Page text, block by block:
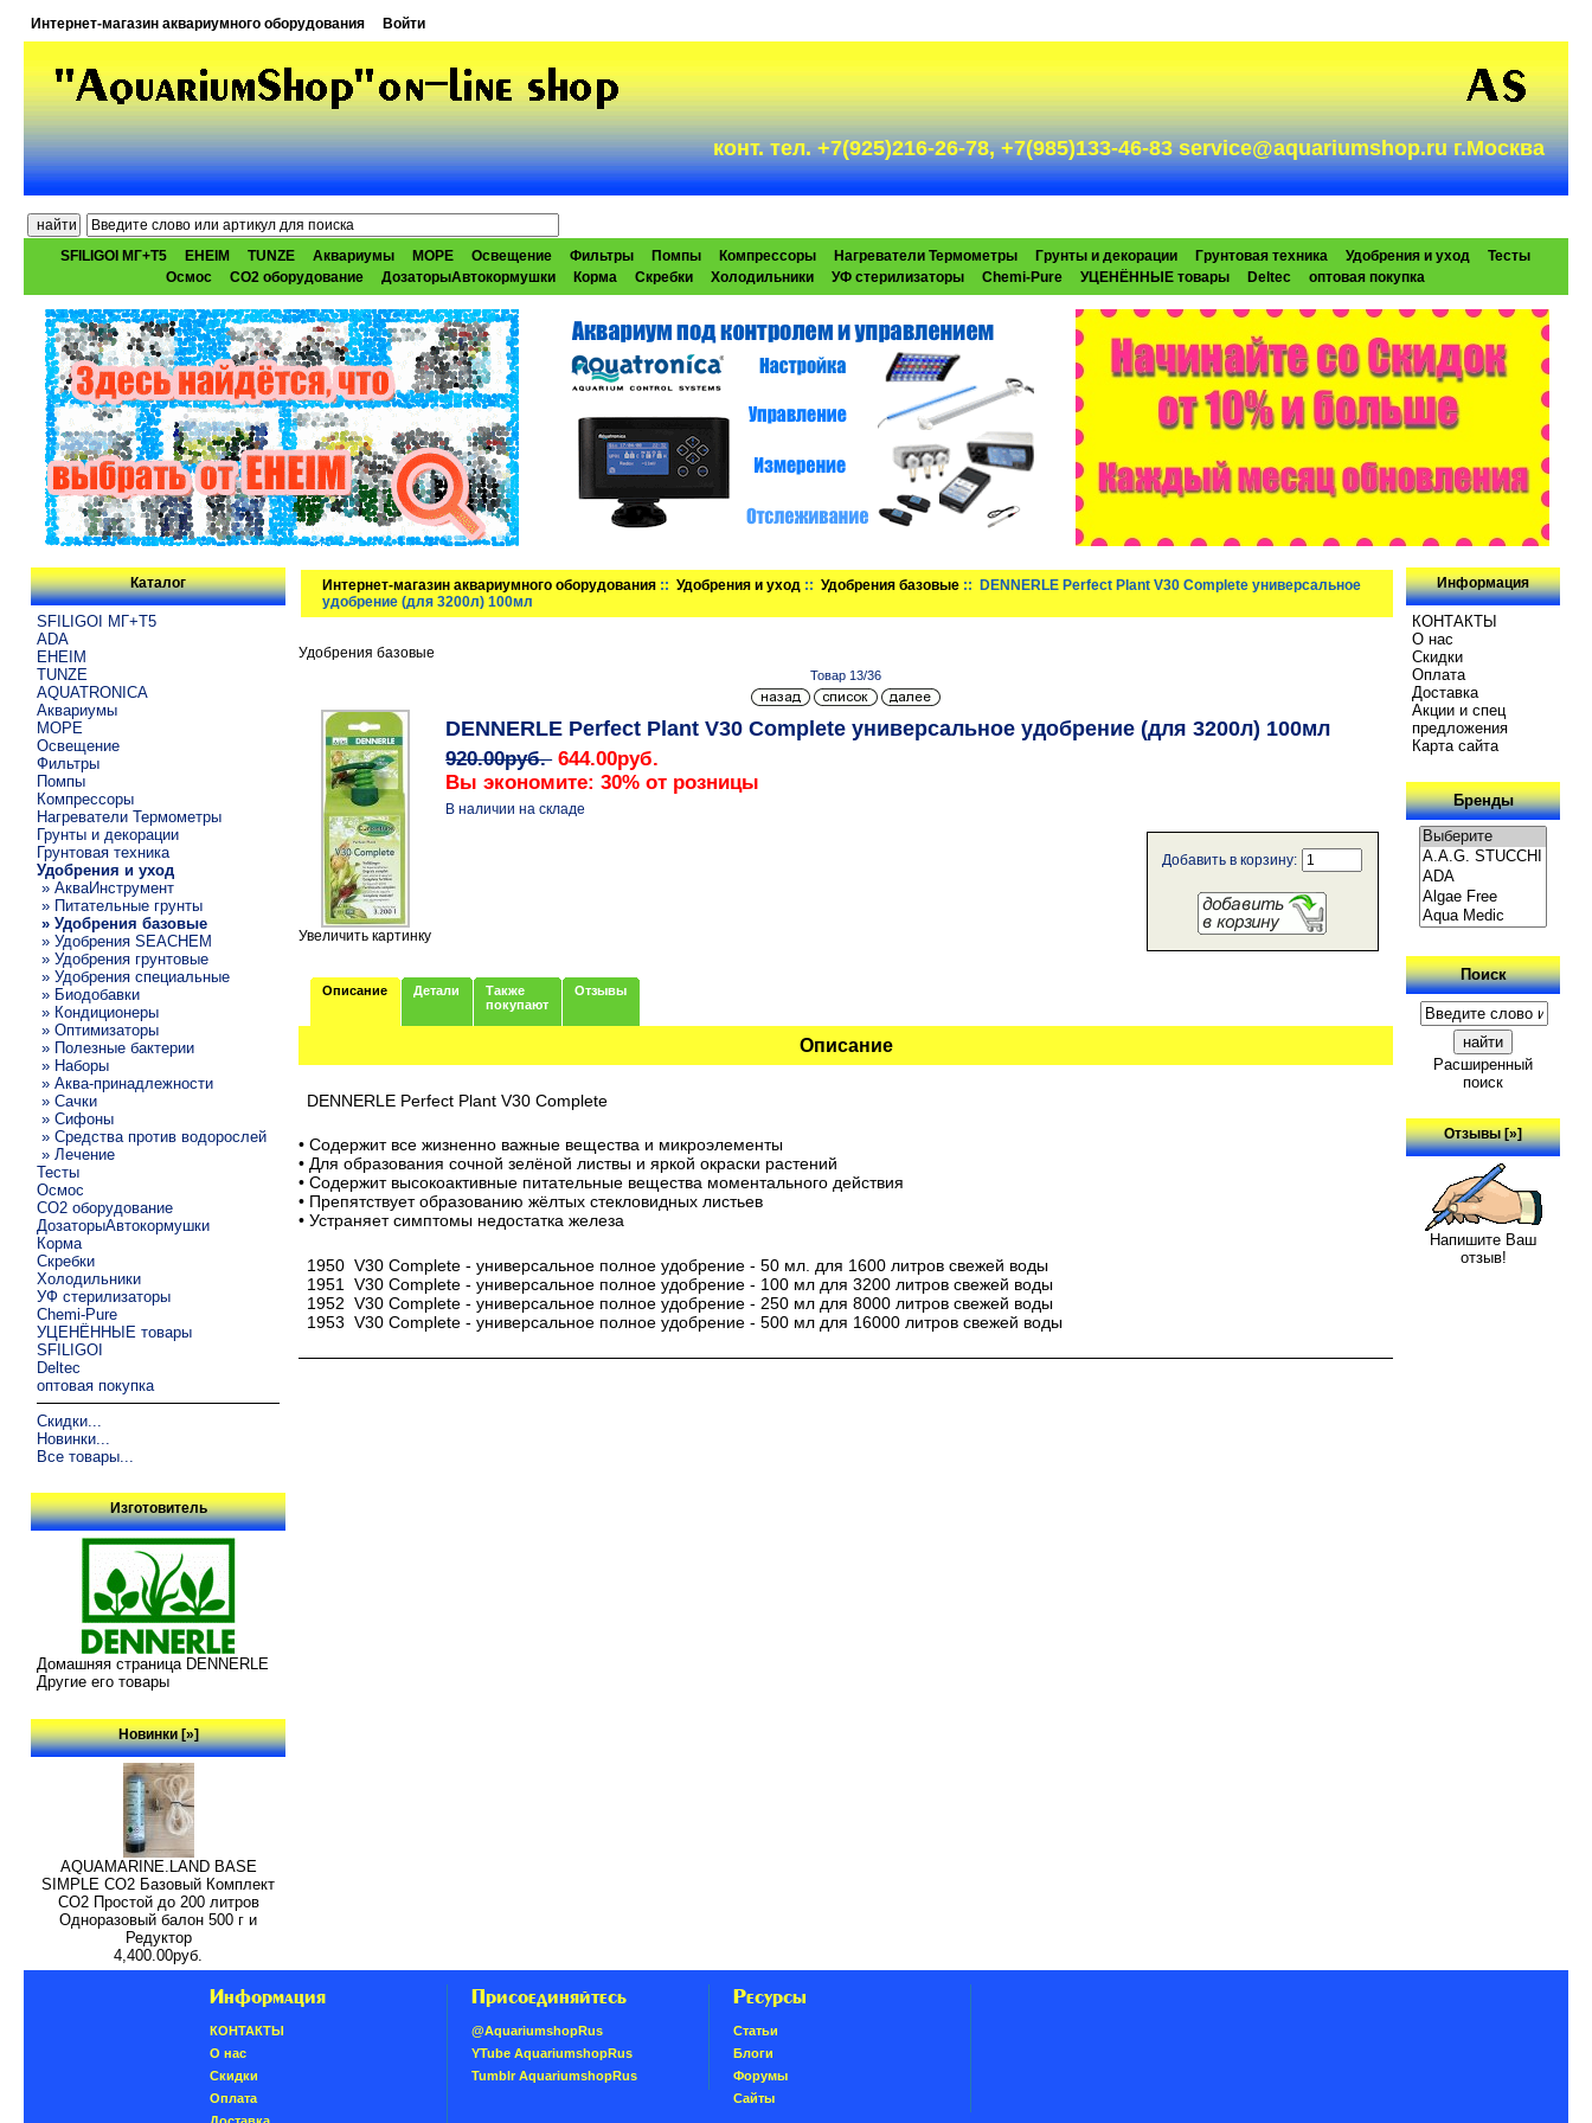
Интернет-магазин аквариумного оборудования Войти
конт. тел. +7(925)216-26-78, +7(985)133-46-83 service@aquariumshop.ru г.Москва
SFILIGOI МГ+Т5 EHEIM TUNZE Аквариумы МОРЕ Освещение Фильтры Помпы Компрессоры Нагреватели Термометры Грунты и декорации Грунтовая техника Удобрения и уход
Тесты
Осмос
CO2 оборудование ДозаторыАвтокормушки Корма Скребки Холодильники УФ стерилизаторы Chemi-Pure УЦЕНЁННЫЕ товары Deltec оптовая покупка
Каталог
SFILIGOI МГ+Т5
ADA
EHEIM
TUNZE
AQUATRONICA
Аквариумы
МОРЕ
Освещение
Фильтры
Помпы
Компрессоры
Нагреватели Термометры
Грунты и декорации
Грунтовая техника
Удобрения и уход
» АкваИнструмент
» Питательные грунты
» Удобрения базовые
» Удобрения SEACHEM
» Удобрения грунтовые
» Удобрения специальные
» Биодобавки
» Кондиционеры
» Оптимизаторы
» Полезные бактерии
» Наборы
» Аква-принадлежности
» Сачки
» Сифоны
» Средства против водорослей
» Лечение
Тесты
Осмос
CO2 оборудование
ДозаторыАвтокормушки
Корма
Скребки
Холодильники
УФ стерилизаторы
Chemi-Pure
УЦЕНЁННЫЕ товары
SFILIGOI
Deltec
оптовая покупка
Скидки...
Новинки...
Все товары...
Изготовитель
Домашняя страница DENNERLE
Другие его товары
Новинки [»]
AQUAMARINE.LAND BASE
SIMPLE СО2 Базовый Комплект
СО2 Простой до 200 литров
Одноразовый балон 500 г и
Редуктор
4,400.00руб.
Интернет-магазин аквариумного оборудования ::Удобрения и уход ::Удобрения базовые :: DENNERLE Perfect Plant V30 Complete универсальное
удобрение (для 3200л) 100мл
Удобрения базовые
Товар 13/36
Увеличить картинку
DENNERLE Perfect Plant V30 Complete универсальное удобрение (для 3200л) 100мл
920.00руб. 644.00руб.
Вы экономите: 30% от розницы
В наличии на складе
Добавить в корзину:
Описание Детали
Также
покупают
Отзывы
Описание
DENNERLE Perfect Plant V30 Complete
• Содержит все жизненно важные вещества и микроэлементы
• Для образования сочной зелёной листвы и яркой окраски растений
• Содержит высокоактивные питательные вещества моментального действия
• Препятствует образованию жёлтых стекловидных листьев
• Устраняет симптомы недостатка железа
1950 V30 Complete - универсальное полное удобрение - 50 мл. для 1600 литров свежей воды
1951 V30 Complete - универсальное полное удобрение - 100 мл для 3200 литров свежей воды
1952 V30 Complete - универсальное полное удобрение - 250 мл для 8000 литров свежей воды
1953 V30 Complete - универсальное полное удобрение - 500 мл для 16000 литров свежей воды
Информация
КОНТАКТЫ
О нас
Скидки
Oплатa
Доставка
Акции и спец
предложения
Карта сайта
Бренды
Поиск
Расширенный
поиск
Отзывы [»]
Напишите Ваш
отзыв!
Информация
КОНТАКТЫ
О нас
Скидки
Oплатa
Присоединяйтесь
@AquariumshopRus
YTube AquariumshopRus
Tumblr AquariumshopRus
Ресурсы
Статьи
Блоги
Форумы
Сайты